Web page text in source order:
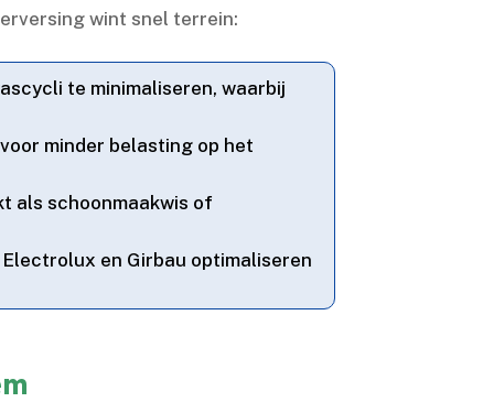
wint snel terrein:
te minimaliseren, waarbij
minder belasting op het
als schoonmaakwis of
en Girbau optimaliseren